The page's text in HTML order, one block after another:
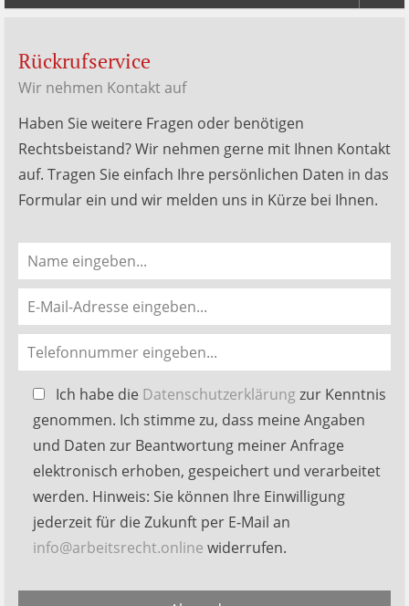
Rückrufservice
Wir nehmen Kontakt auf
Haben Sie weitere Fragen oder benötigen
Rechtsbeistand? Wir nehmen gerne mit Ihnen Kontakt
auf. Tragen Sie einfach Ihre persönlichen Daten in das
Formular ein und wir melden uns in Kürze bei Ihnen.
Bitte
lasse
dieses
Feld
leer.
Ich habe die Datenschutzerklärungzur Kenntnis
genommen. Ich stimme zu, dass meine Angaben
und Daten zur Beantwortung meiner Anfrage
elektronisch erhoben, gespeichert und verarbeitet
werden. Hinweis: Sie können Ihre Einwilligung
jederzeit für die Zukunft per E-Mail an
info@arbeitsrecht.online widerrufen.